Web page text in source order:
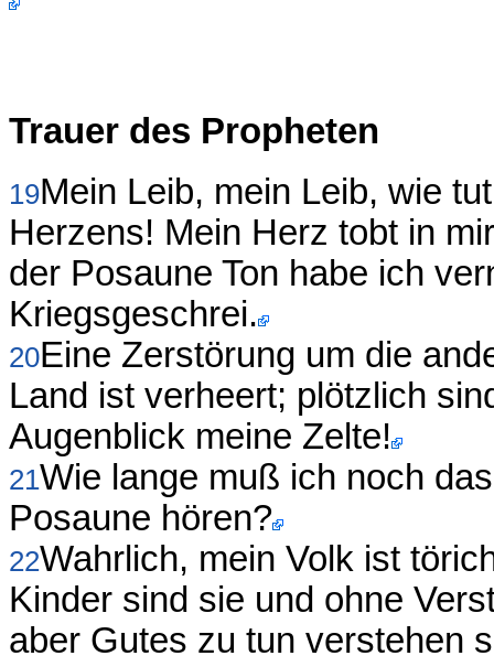
Trauer des Propheten
19Mein Leib, mein Leib, wie
Herzens! Mein Herz tobt in
der Posaune Ton habe ich
Kriegsgeschrei.
20Eine Zerstörung um die
Land ist verheert; plötzlich
Augenblick meine Zelte!
21Wie lange muß ich noch
Posaune hören?
22Wahrlich, mein Volk ist
Kinder sind sie und ohne
aber Gutes zu tun verstehen